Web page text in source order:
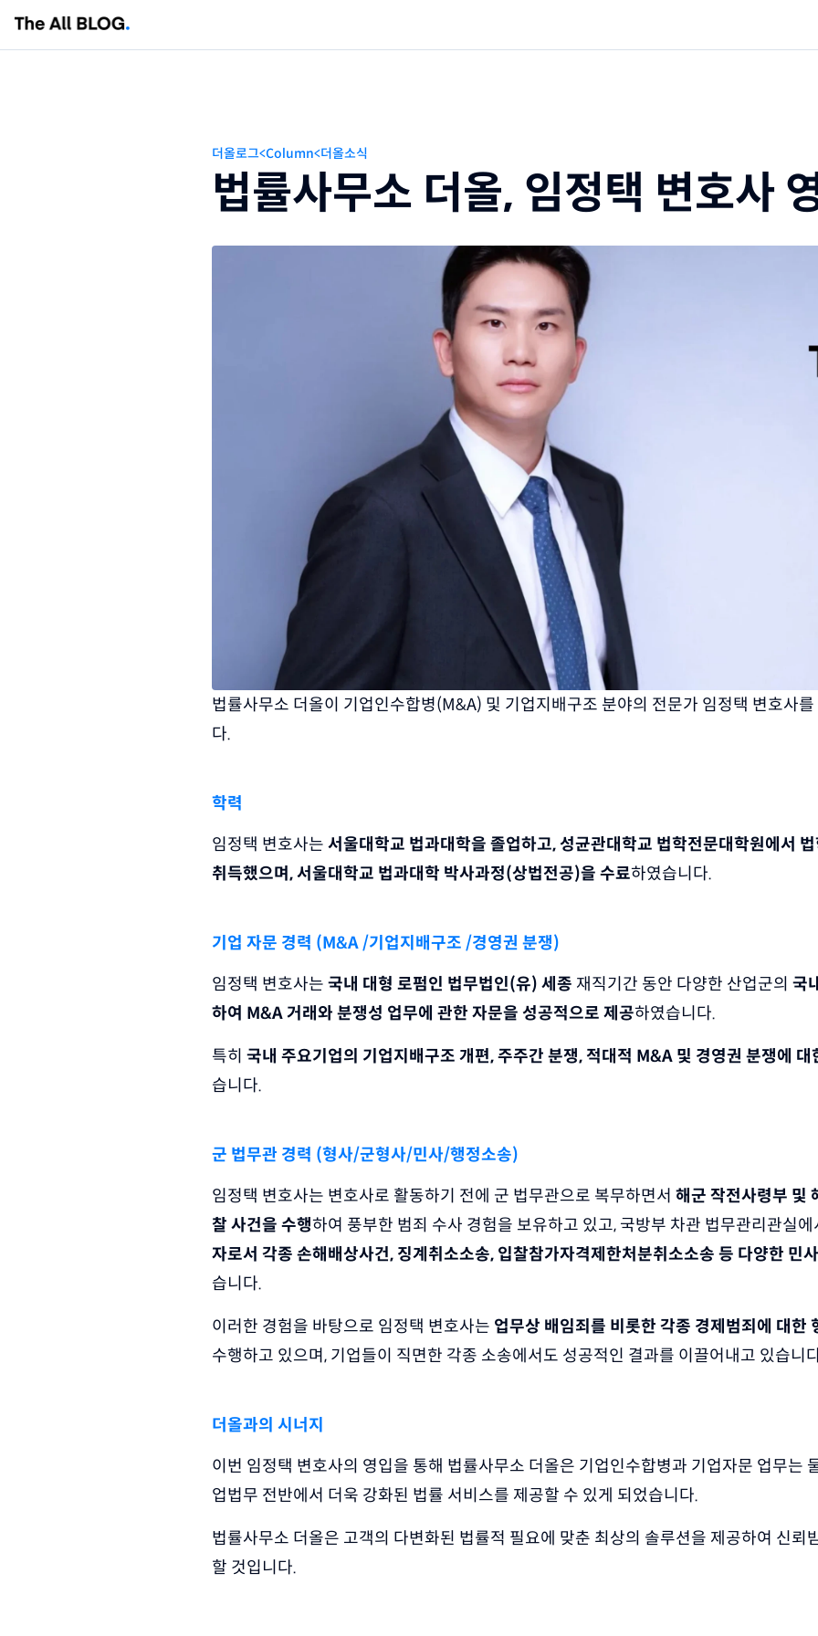
더올로그<Column<더올소식
법률사무소 더올, 임정택 변호사
법률사무소 더올이 기업인수합병(M&A) 및 기업지배구조 분야의 전문가 임정택 변호사
다.
학력
임정택 변호사는 서울대학교 법과대학을 졸업하고, 성균관대학교 법학전문대학원에서
취득했으며, 서울대학교 법과대학 박사과정(상법전공)을 수료하였습니다.
기업 자문 경력 (M&A /기업지배구조 /경영권 분쟁)
임정택 변호사는 국내 대형 로펌인 법무법인(유) 세종 재직기간 동안 다양한 산업군의 국
하여 M&A 거래와 분쟁성 업무에 관한 자문을 성공적으로 제공하였습니다.
특히 국내 주요기업의 기업지배구조 개편, 주주간 분쟁, 적대적 M&A 및 경영권 분쟁에 대
습니다.
군 법무관 경력 (형사/군형사/민사/행정소송)
임정택 변호사는 변호사로 활동하기 전에 군 법무관으로 복무하면서 해군 작전사령부 및
찰 사건을 수행하여 풍부한 범죄 수사 경험을 보유하고 있고, 국방부 차관 법무관리관실
자로서 각종 손해배상사건, 징계취소소송, 입찰참가자격제한처분취소소송 등 다양한 민
습니다.
이러한 경험을 바탕으로 임정택 변호사는 업무상 배임죄를 비롯한 각종 경제범죄에 대한
수행하고 있으며, 기업들이 직면한 각종 소송에서도 성공적인 결과를 이끌어내고 있습니
더올과의 시너지
이번 임정택 변호사의 영입을 통해 법률사무소 더올은 기업인수합병과 기업자문 업무는
업법무 전반에서 더욱 강화된 법률 서비스를 제공할 수 있게 되었습니다.
법률사무소 더올은 고객의 다변화된 법률적 필요에 맞춘 최상의 솔루션을 제공하여 신뢰
할 것입니다.